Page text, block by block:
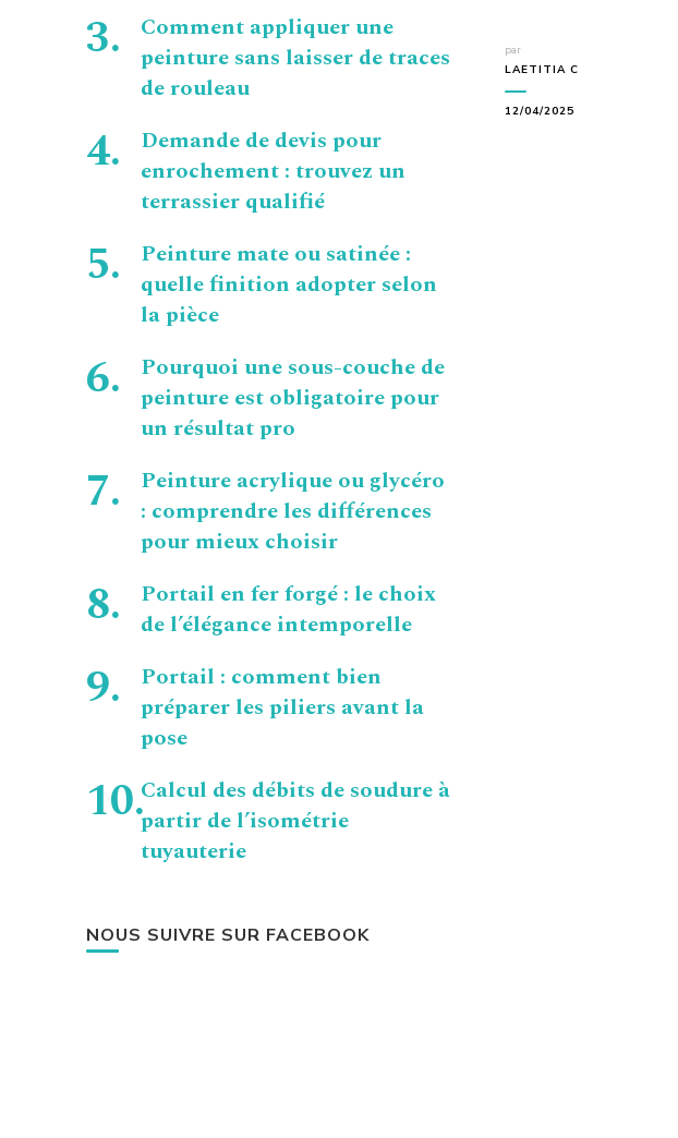
par
LAETITIA C
12/04/2025
Comment appliquer une
peinture sans laisser de traces
de rouleau
Demande de devis pour
enrochement : trouvez un
terrassier qualifié
Peinture mate ou satinée :
quelle finition adopter selon
la pièce
Pourquoi une sous-couche de
peinture est obligatoire pour
un résultat pro
Peinture acrylique ou glycéro
: comprendre les différences
pour mieux choisir
Portail en fer forgé : le choix
de l’élégance intemporelle
Portail : comment bien
préparer les piliers avant la
pose
Calcul des débits de soudure à
partir de l’isométrie
tuyauterie
NOUS SUIVRE SUR FACEBOOK